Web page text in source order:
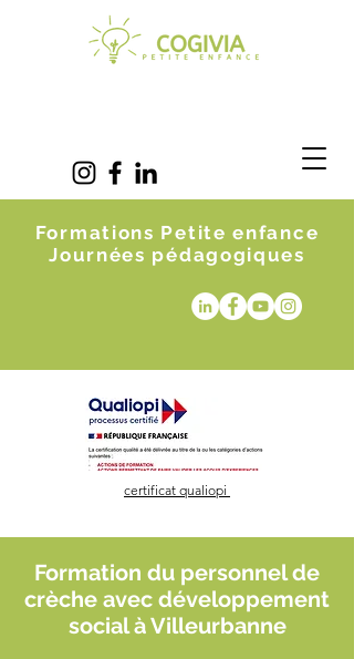
Formations Petite enfance
Journées pédagogiques
certificat qualiopi
Formation du personnel de
crèche avec développement
social à Villeurbanne